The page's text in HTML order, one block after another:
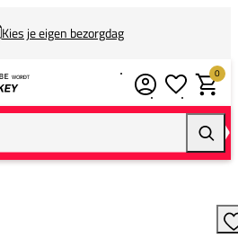
Kies je eigen bezorgdag
0